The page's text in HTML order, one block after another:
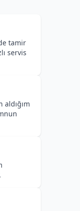
tamir
servis
aldığım